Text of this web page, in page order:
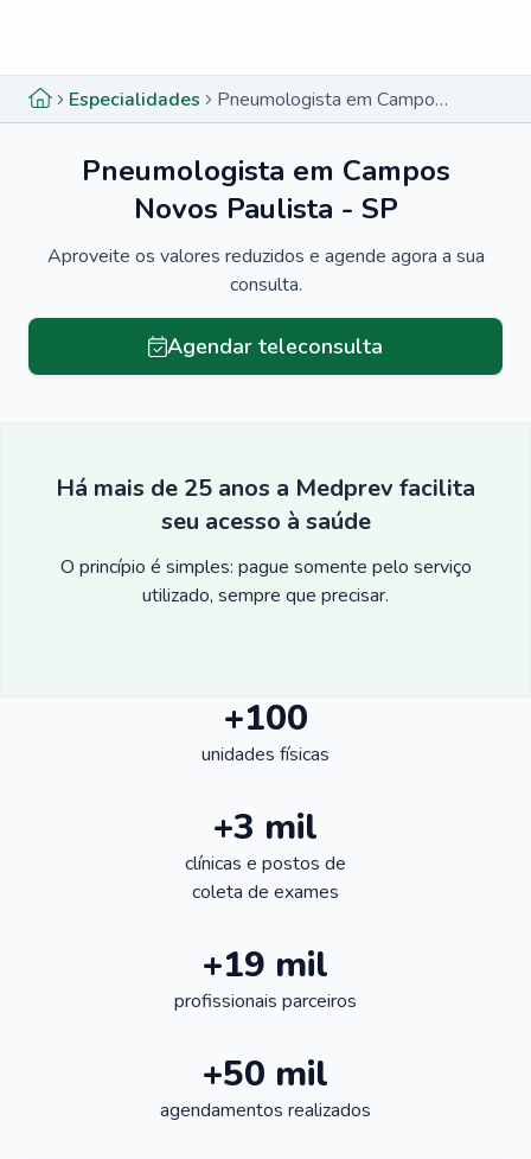
Especialidades Pneumologista em Campos Novos Paulista - SP
Pneumologista em Campos
Novos Paulista - SP
Aproveite os valores reduzidos e agende agora a sua
consulta.
Agendar teleconsulta
Há mais de 25 anos a Medprev facilita
seu acesso à saúde
O princípio é simples: pague somente pelo serviço
utilizado, sempre que precisar.
+100
unidades físicas
+3 mil
clínicas e postos de
coleta de exames
+19 mil
profissionais parceiros
+50 mil
agendamentos realizados